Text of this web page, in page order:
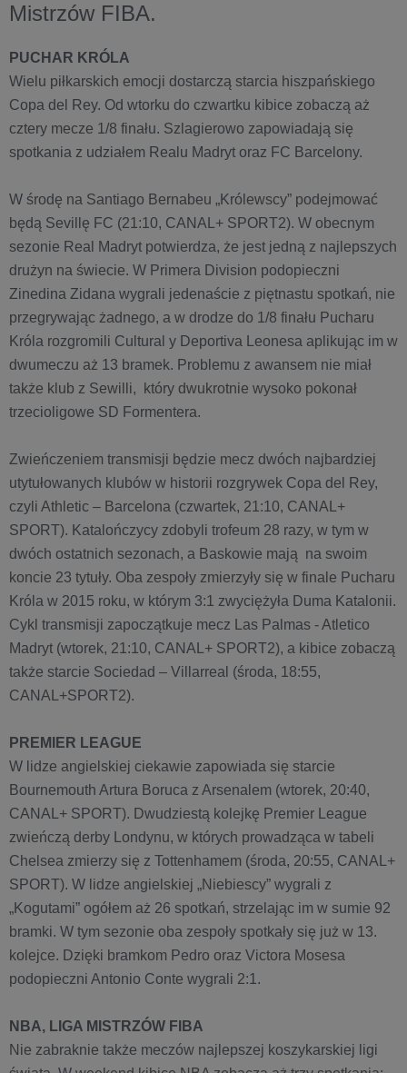
Mistrzów FIBA.
PUCHAR KRÓLA
Wielu piłkarskich emocji dostarczą starcia hiszpańskiego
Copa del Rey. Od wtorku do czwartku kibice zobaczą aż
cztery mecze 1/8 finału. Szlagierowo zapowiadają się
spotkania z udziałem Realu Madryt oraz FC Barcelony.
W środę na Santiago Bernabeu „Królewscy” podejmować
będą Sevillę FC (21:10, CANAL+ SPORT2). W obecnym
sezonie Real Madryt potwierdza, że jest jedną z najlepszych
drużyn na świecie. W Primera Division podopieczni
Zinedina Zidana wygrali jedenaście z piętnastu spotkań, nie
przegrywając żadnego, a w drodze do 1/8 finału Pucharu
Króla rozgromili Cultural y Deportiva Leonesa aplikując im w
dwumeczu aż 13 bramek. Problemu z awansem nie miał
także klub z Sewilli, który dwukrotnie wysoko pokonał
trzecioligowe SD Formentera.
Zwieńczeniem transmisji będzie mecz dwóch najbardziej
utytułowanych klubów w historii rozgrywek Copa del Rey,
czyli Athletic – Barcelona (czwartek, 21:10, CANAL+
SPORT). Katalończycy zdobyli trofeum 28 razy, w tym w
dwóch ostatnich sezonach, a Baskowie mają na swoim
koncie 23 tytuły. Oba zespoły zmierzyły się w finale Pucharu
Króla w 2015 roku, w którym 3:1 zwyciężyła Duma Katalonii.
Cykl transmisji zapoczątkuje mecz Las Palmas - Atletico
Madryt (wtorek, 21:10, CANAL+ SPORT2), a kibice zobaczą
także starcie Sociedad – Villarreal (środa, 18:55,
CANAL+SPORT2).
PREMIER LEAGUE
W lidze angielskiej ciekawie zapowiada się starcie
Bournemouth Artura Boruca z Arsenalem (wtorek, 20:40,
CANAL+ SPORT). Dwudziestą kolejkę Premier League
zwieńczą derby Londynu, w których prowadząca w tabeli
Chelsea zmierzy się z Tottenhamem (środa, 20:55, CANAL+
SPORT). W lidze angielskiej „Niebiescy” wygrali z
„Kogutami” ogółem aż 26 spotkań, strzelając im w sumie 92
bramki. W tym sezonie oba zespoły spotkały się już w 13.
kolejce. Dzięki bramkom Pedro oraz Victora Mosesa
podopieczni Antonio Conte wygrali 2:1.
NBA, LIGA MISTRZÓW FIBA
Nie zabraknie także meczów najlepszej koszykarskiej ligi